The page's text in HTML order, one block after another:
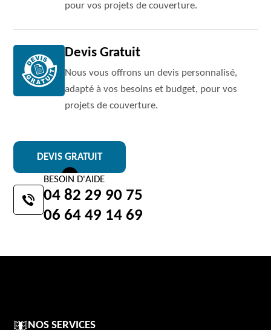
pour vos projets de couverture.
Devis Gratuit
Nous vous offrons un devis personnalisé,
adapté à vos besoins et budget, pour vos
projets de couverture.
DEVIS GRATUIT
BESOIN D'AIDE
04 82 29 90 75
06 64 49 14 69
NOS SERVICES